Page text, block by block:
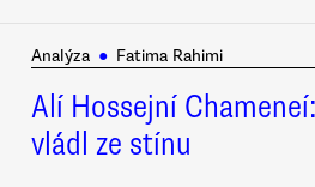
Analýza ● Fatima Rahimi
Alí Hossejní
vládl ze stínu